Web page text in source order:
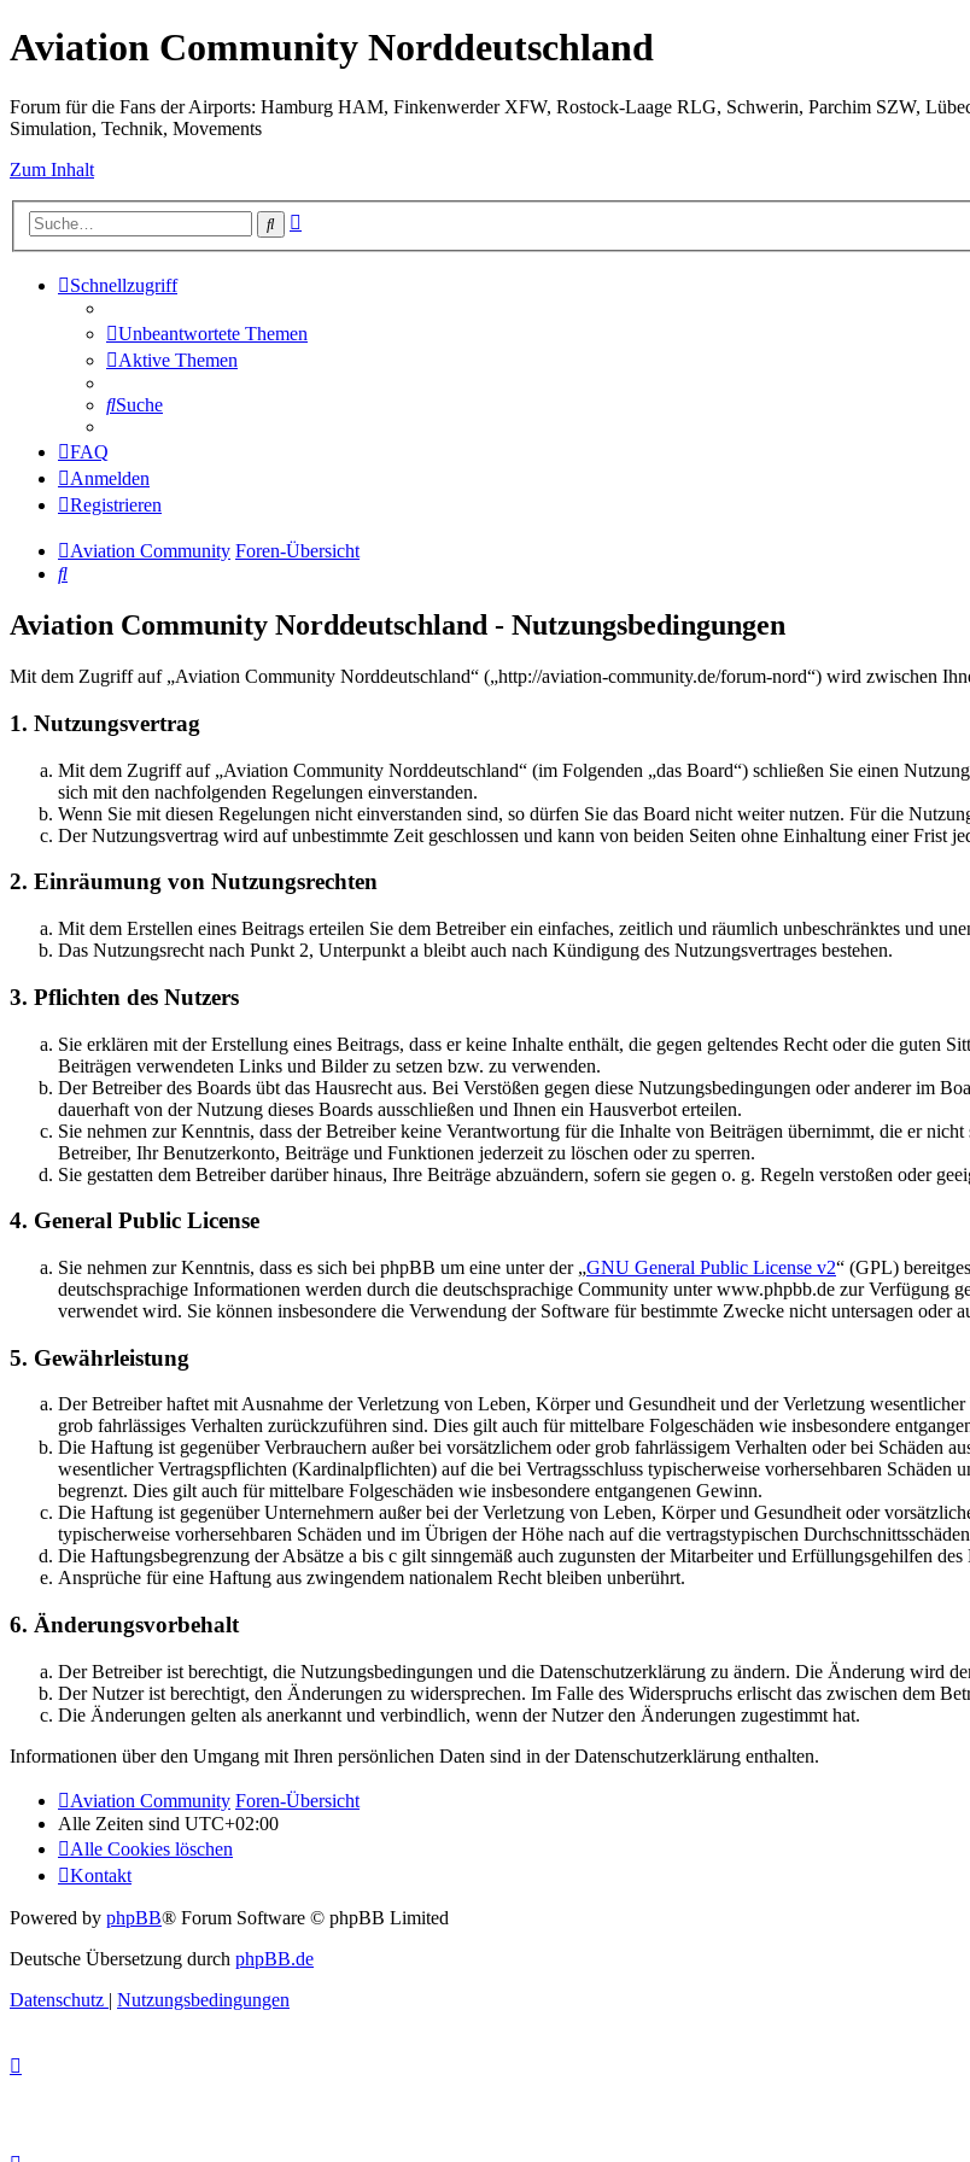
Aviation Community Norddeutschland
Forum für die Fans der Airports: Hamburg HAM, Finkenwerder XFW, Rostock-Laage RLG, Schwerin, Parchim SZW,
Simulation, Technik, Movements
Zum Inhalt
Suche
Schnellzugriff
Unbeantwortete Themen
Aktive Themen
Suche
FAQ
Anmelden
Registrieren
Aviation Community Foren-Übersicht
Suche
Aviation Community Norddeutschland - Nutzungsbedingungen
Mit dem Zugriff auf „Aviation Community Norddeutschland“ („http://aviation-community.de/forum-nord“) wird zwischen
1. Nutzungsvertrag
Mit dem Zugriff auf „Aviation Community Norddeutschland“ (im Folgenden „das Board“) schließen Sie einen
sich mit den nachfolgenden Regelungen einverstanden.
Wenn Sie mit diesen Regelungen nicht einverstanden sind, so dürfen Sie das Board nicht weiter nutzen. Für die
Der Nutzungsvertrag wird auf unbestimmte Zeit geschlossen und kann von beiden Seiten ohne Einhaltung einer Frist
2. Einräumung von Nutzungsrechten
Mit dem Erstellen eines Beitrags erteilen Sie dem Betreiber ein einfaches, zeitlich und räumlich unbeschränktes und
Das Nutzungsrecht nach Punkt 2, Unterpunkt a bleibt auch nach Kündigung des Nutzungsvertrages bestehen.
3. Pflichten des Nutzers
Sie erklären mit der Erstellung eines Beitrags, dass er keine Inhalte enthält, die gegen geltendes Recht oder die guten
Beiträgen verwendeten Links und Bilder zu setzen bzw. zu verwenden.
Der Betreiber des Boards übt das Hausrecht aus. Bei Verstößen gegen diese Nutzungsbedingungen oder anderer im
dauerhaft von der Nutzung dieses Boards ausschließen und Ihnen ein Hausverbot erteilen.
Sie nehmen zur Kenntnis, dass der Betreiber keine Verantwortung für die Inhalte von Beiträgen übernimmt, die er
Betreiber, Ihr Benutzerkonto, Beiträge und Funktionen jederzeit zu löschen oder zu sperren.
Sie gestatten dem Betreiber darüber hinaus, Ihre Beiträge abzuändern, sofern sie gegen o. g. Regeln verstoßen oder
4. General Public License
Sie nehmen zur Kenntnis, dass es sich bei phpBB um eine unter der „GNU General Public License v2“ (GPL)
deutschsprachige Informationen werden durch die deutschsprachige Community unter www.phpbb.de zur Verfügung
verwendet wird. Sie können insbesondere die Verwendung der Software für bestimmte Zwecke nicht untersagen oder
5. Gewährleistung
Der Betreiber haftet mit Ausnahme der Verletzung von Leben, Körper und Gesundheit und der Verletzung
grob fahrlässiges Verhalten zurückzuführen sind. Dies gilt auch für mittelbare Folgeschäden wie insbesondere
Die Haftung ist gegenüber Verbrauchern außer bei vorsätzlichem oder grob fahrlässigem Verhalten oder bei Schäden
wesentlicher Vertragspflichten (Kardinalpflichten) auf die bei Vertragsschluss typischerweise vorhersehbaren
begrenzt. Dies gilt auch für mittelbare Folgeschäden wie insbesondere entgangenen Gewinn.
Die Haftung ist gegenüber Unternehmern außer bei der Verletzung von Leben, Körper und Gesundheit oder
typischerweise vorhersehbaren Schäden und im Übrigen der Höhe nach auf die vertragstypischen
Die Haftungsbegrenzung der Absätze a bis c gilt sinngemäß auch zugunsten der Mitarbeiter und Erfüllungsgehilfen des
Ansprüche für eine Haftung aus zwingendem nationalem Recht bleiben unberührt.
6. Änderungsvorbehalt
Der Betreiber ist berechtigt, die Nutzungsbedingungen und die Datenschutzerklärung zu ändern. Die Änderung wird
Der Nutzer ist berechtigt, den Änderungen zu widersprechen. Im Falle des Widerspruchs erlischt das zwischen dem
Die Änderungen gelten als anerkannt und verbindlich, wenn der Nutzer den Änderungen zugestimmt hat.
Informationen über den Umgang mit Ihren persönlichen Daten sind in der Datenschutzerklärung enthalten.
Aviation Community Foren-Übersicht
Alle Zeiten sind UTC+02:00
Alle Cookies löschen
Kontakt
Powered by phpBB® Forum Software © phpBB Limited
Deutsche Übersetzung durch phpBB.de
Datenschutz | Nutzungsbedingungen